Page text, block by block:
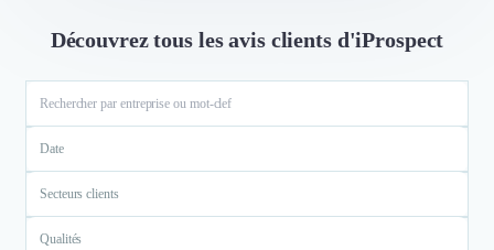
Découvrez tous les avis clients d'iProspect
Date
Secteurs clients
Qualités